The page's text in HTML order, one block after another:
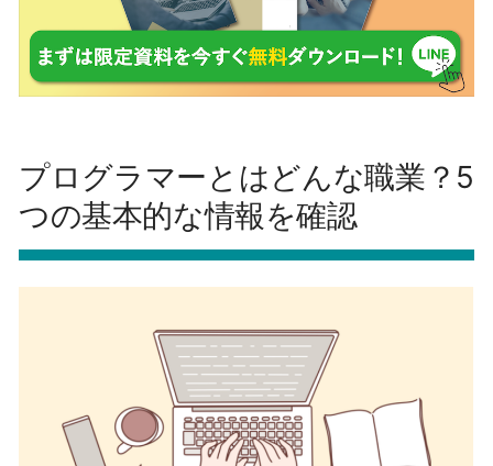
プログラマーとはどんな職業？5
つの基本的な情報を確認